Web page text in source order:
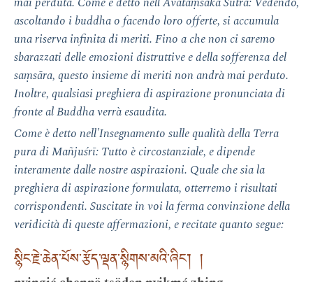
ascoltando i buddha o facendo loro offerte, si accumula
una riserva infinita di meriti. Fino a che non ci saremo
sbarazzati delle emozioni distruttive e della sofferenza del
saṃsāra, questo insieme di meriti non andrà mai perduto.
Inoltre, qualsiasi preghiera di aspirazione pronunciata di
fronte al Buddha verrà esaudita.
Come è detto nell'Insegnamento sulle qualità della Terra
pura di Mañjuśrī: Tutto è circostanziale, e dipende
interamente dalle nostre aspirazioni. Quale che sia la
preghiera di aspirazione formulata, otterremo i risultati
corrispondenti. Suscitate in voi la ferma convinzione della
veridicità di queste affermazioni, e recitate quanto segue:
སྙིང་རྗེ་ཆེན་པོས་རྩོད་ལྡན་སྙིགས་མའི་ཞིང་། །